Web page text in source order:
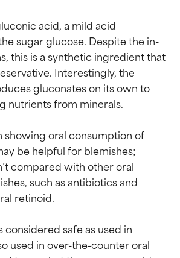
acid, a mild acid
sugar glucose. Despite the in-
this is a synthetic ingredient that
Interestingly, the
gluconates on its own to
nutrients from minerals.
showing oral consumption of
be helpful for blemishes;
compared with other oral
such as antibiotics and
retinoid.
safe as used in
used in over-the-counter oral